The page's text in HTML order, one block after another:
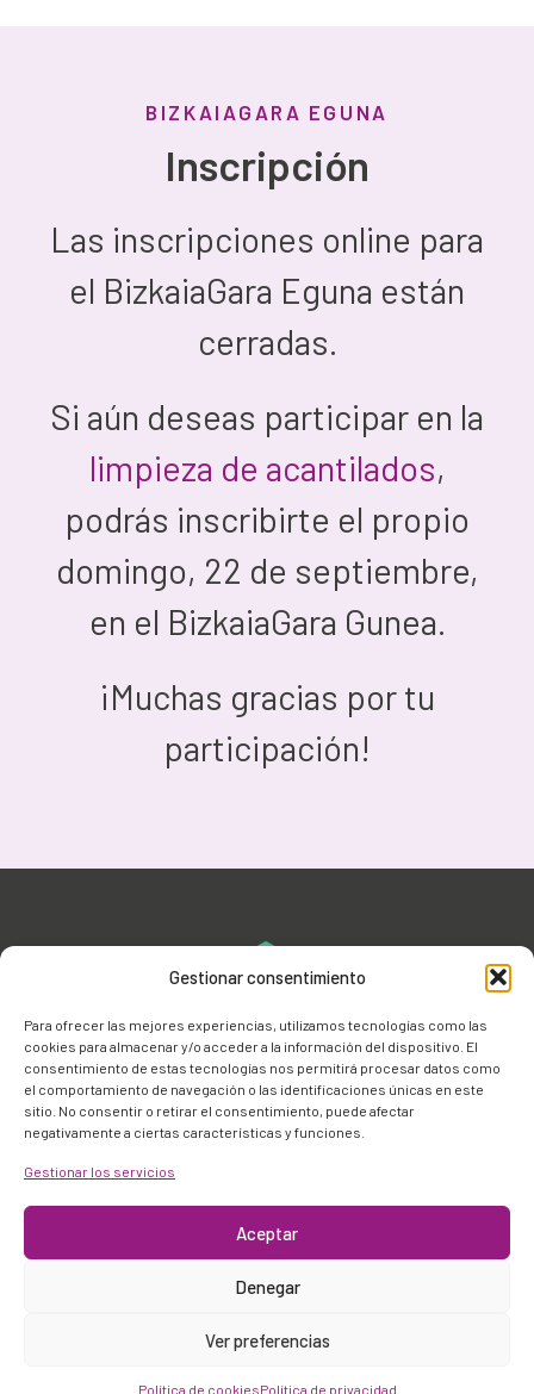
Gestionar consentimiento
Para ofrecer las mejores experiencias, utilizamos tecnologías como las
cookies para almacenar y/o acceder a la información del dispositivo. El
consentimiento de estas tecnologías nos permitirá procesar datos como
el comportamiento de navegación o las identificaciones únicas en este
sitio. No consentir o retirar el consentimiento, puede afectar
negativamente a ciertas características y funciones.
Gestionar los servicios
Aceptar
Denegar
Ver preferencias
Política de cookiesPolítica de privacidad
BIZKAIAGARA EGUNA
Inscripción
Las inscripciones online para
el BizkaiaGara Eguna están
cerradas.
Si aún deseas participar en la
limpieza de acantilados,
podrás inscribirte el propio
domingo, 22 de septiembre,
en el BizkaiaGara Gunea.
¡Muchas gracias por tu
participación!
Aviso legal y privacidad
© 2026 Bizkaiagara